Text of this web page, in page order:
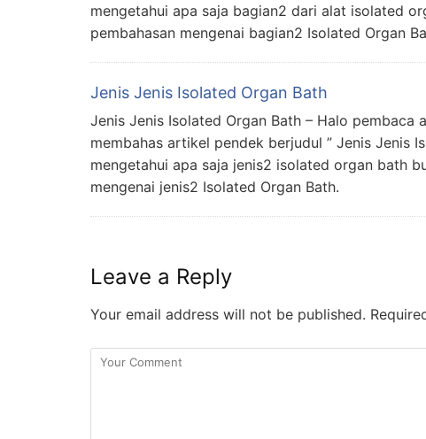
mengetahui apa saja bagian2 dari alat isolated
pembahasan mengenai bagian2 Isolated Organ
Jenis Jenis Isolated Organ Bath
Jenis Jenis Isolated Organ Bath – Halo
membahas artikel pendek berjudul ” Jenis Jenis
mengetahui apa saja jenis2 isolated organ bath
mengenai jenis2 Isolated Organ Bath.
Leave a Reply
Your email address will not be published.